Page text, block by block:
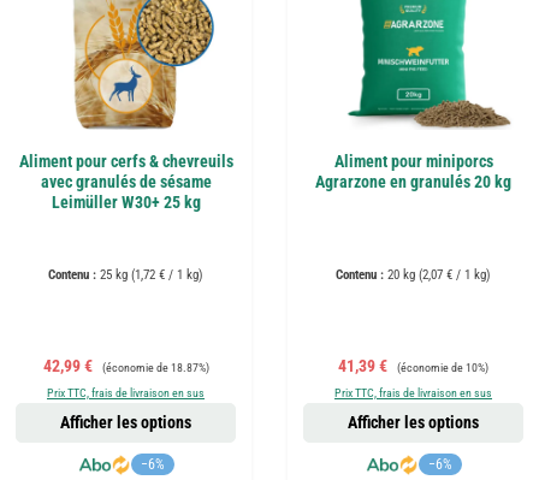
Aliment pour cerfs & chevreuils
avec granulés de sésame
Leimüller W30+ 25 kg
Contenu : 25 kg (1,72 € / 1 kg)
Prix de vente :
42,99 € Prix régulier :
(économie de 18.87%)
Prix TTC, frais de livraison en sus
−6%
Afficher les options
Aliment pour miniporcs
Agrarzone en granulés 20 kg
Contenu : 20 kg (2,07 € / 1 kg)
Prix de vente :
41,39 € Prix régulier :
(économie de 10%)
Prix TTC, frais de livraison en sus
−6%
Afficher les options